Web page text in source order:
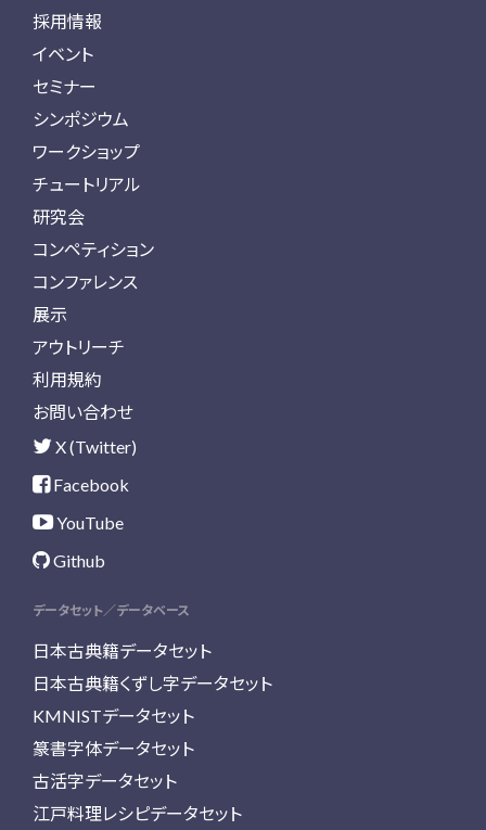
採用情報
イベント
セミナー
シンポジウム
ワークショップ
チュートリアル
研究会
コンペティション
コンファレンス
展示
アウトリーチ
利用規約
お問い合わせ
X (Twitter)
Facebook
YouTube
Github
データセット／データベース
日本古典籍データセット
日本古典籍くずし字データセット
KMNISTデータセット
篆書字体データセット
古活字データセット
江戸料理レシピデータセット